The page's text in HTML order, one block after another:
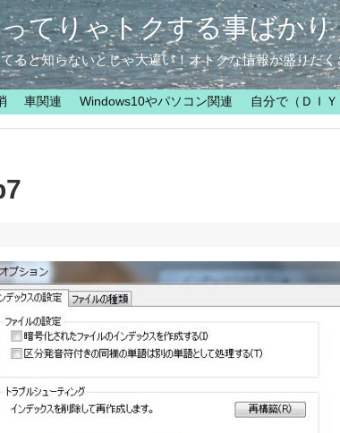
てりゃトクする事ばかり
ると知らないとじゃ大違い！オトクな情報が盛りだ
車関連 Windows10やパソコン関連 自分で（ＤＩＹ